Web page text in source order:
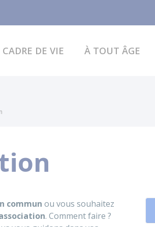
CADRE DE VIE À TOUT ÂGE
commun ou vous souhaitez
. Comment faire ?